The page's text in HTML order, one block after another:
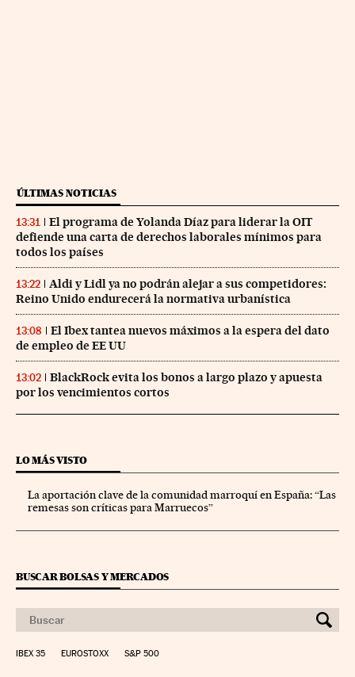
ÚLTIMAS NOTICIAS
13:31
El programa de Yolanda Díaz para liderar la OIT
defiende una carta de derechos laborales mínimos para
todos los países
13:22
Aldi y Lidl ya no podrán alejar a sus competidores:
Reino Unido endurecerá la normativa urbanística
13:08
El Ibex tantea nuevos máximos a la espera del dato
de empleo de EE UU
13:02
BlackRock evita los bonos a largo plazo y apuesta
por los vencimientos cortos
LO MÁS VISTO
La aportación clave de la comunidad marroquí en España: “Las
remesas son críticas para Marruecos”
BUSCAR BOLSAS Y MERCADOS
IBEX 35 EUROSTOXX S&P 500